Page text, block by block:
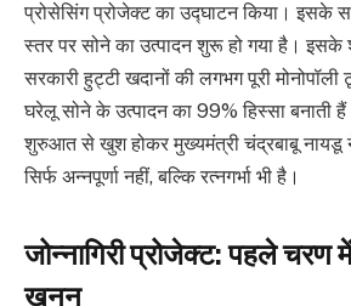
प्रोसेसिंग प्रोजेक्ट का उद्घाटन किया। इसके
स्तर पर सोने का उत्पादन शुरू हो गया है।
सरकारी हुट्टी खदानों की लगभग पूरी
घरेलू सोने के उत्पादन का 99% हिस्सा बनाती
शुरुआत से खुश होकर मुख्यमंत्री चंद्रबाबू
सिर्फ अन्नपूर्णा नहीं, बल्कि रत्नगर्भा भी है।
जोन्नागिरी प्रोजेक्ट: पहले
खनन